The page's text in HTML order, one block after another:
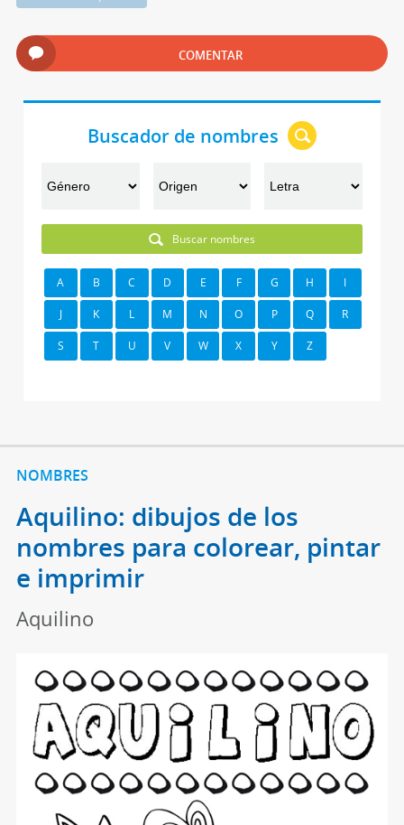
COMENTAR
Buscador de nombres
Buscar nombres
A B C D E F G H I
J K L M N O P Q R
S T U V W X Y Z
NOMBRES
Aquilino: dibujos de los
nombres para colorear, pintar
e imprimir
Aquilino